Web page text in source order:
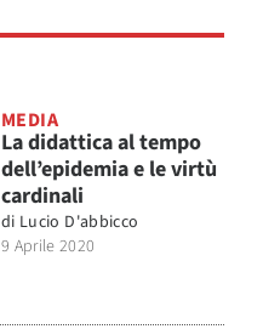
MEDIA
La didattica al tempo
dell’epidemia e le virtù
cardinali
di Lucio D'abbicco
9 Aprile 2020